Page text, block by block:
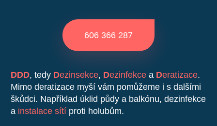
606 366 287
DDD, tedy Dezinsekce, Dezinfekce a Deratizace.
Mimo deratizace myší vám pomůžeme i s dalšími
škůdci. Například úklid půdy a balkónu, dezinfekce
a instalace sítí proti holubům.